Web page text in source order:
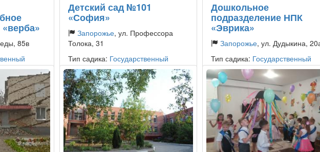
85в
Детский сад №101
«София»
Запорожье, ул. Профессора
Толока, 31
Тип садика: Государственный
Дошкольное
подразделение НПК
«Эврика»
Запорожье, ул. Дудыкина,
Тип садика: Государственный